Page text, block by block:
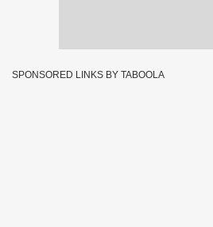
SPONSORED LINKS BY TABOOLA